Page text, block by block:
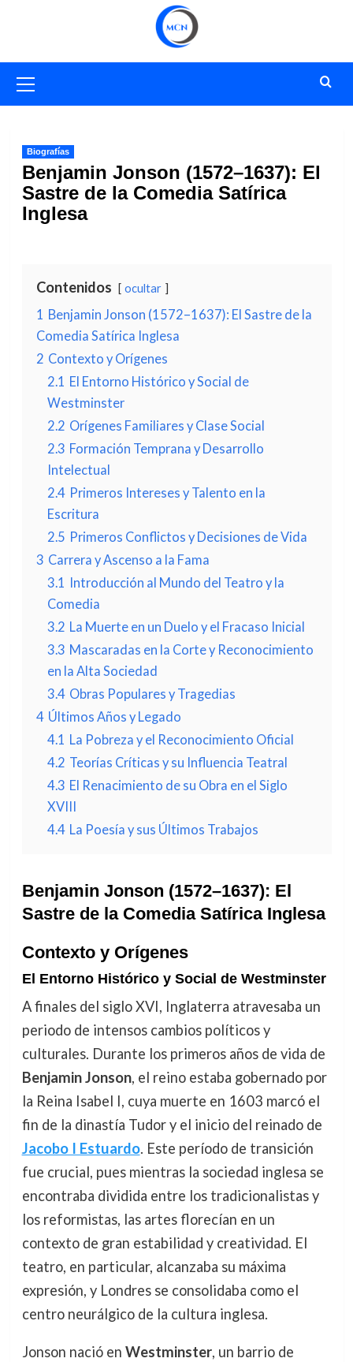
primario
Biografías
Benjamin Jonson (1572–1637): El
Sastre de la Comedia Satírica
Inglesa
Contenidos ocultar
1 Benjamin Jonson (1572–1637): El Sastre de la
Comedia Satírica Inglesa
2 Contexto y Orígenes
2.1 El Entorno Histórico y Social de
Westminster
2.2 Orígenes Familiares y Clase Social
2.3 Formación Temprana y Desarrollo
Intelectual
2.4 Primeros Intereses y Talento en la
Escritura
2.5 Primeros Conflictos y Decisiones de Vida
3 Carrera y Ascenso a la Fama
3.1 Introducción al Mundo del Teatro y la
Comedia
3.2 La Muerte en un Duelo y el Fracaso Inicial
3.3 Mascaradas en la Corte y Reconocimiento
en la Alta Sociedad
3.4 Obras Populares y Tragedias
4 Últimos Años y Legado
4.1 La Pobreza y el Reconocimiento Oficial
4.2 Teorías Críticas y su Influencia Teatral
4.3 El Renacimiento de su Obra en el Siglo
XVIII
4.4 La Poesía y sus Últimos Trabajos
Benjamin Jonson (1572–1637): El
Sastre de la Comedia Satírica Inglesa
Contexto y Orígenes
El Entorno Histórico y Social de Westminster
A finales del siglo XVI, Inglaterra atravesaba un
periodo de intensos cambios políticos y
culturales. Durante los primeros años de vida de
Benjamin Jonson, el reino estaba gobernado por
la Reina Isabel I, cuya muerte en 1603 marcó el
fin de la dinastía Tudor y el inicio del reinado de
Jacobo I Estuardo. Este período de transición
fue crucial, pues mientras la sociedad inglesa se
encontraba dividida entre los tradicionalistas y
los reformistas, las artes florecían en un
contexto de gran estabilidad y creatividad. El
teatro, en particular, alcanzaba su máxima
expresión, y Londres se consolidaba como el
centro neurálgico de la cultura inglesa.
Jonson nació en Westminster, un barrio de